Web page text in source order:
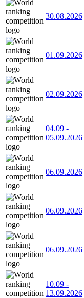
30.08.2026
01.09.2026
02.09.2026
04.09 -
05.09.2026
06.09.2026
06.09.2026
06.09.2026
10.09 -
13.09.2026